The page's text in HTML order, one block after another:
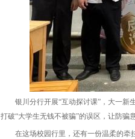
银川分行开展“互动探讨课”，大一新生
打破“大学生无钱不被骗”的误区，让防骗
在这场校园行里，还有一份温柔的牵